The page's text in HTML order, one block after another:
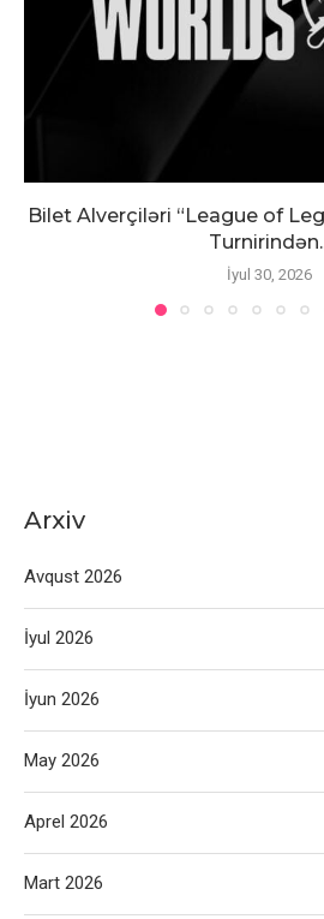
Bilet Alverçiləri “League of
İyul 30, 2026
Arxiv
Avqust 2026
İyul 2026
İyun 2026
May 2026
Aprel 2026
Mart 2026